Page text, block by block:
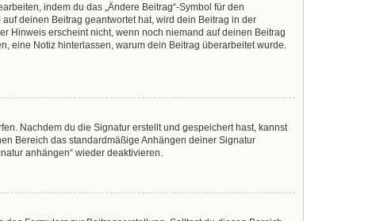
indem du das „Ändere Beitrag“-Symbol für den
deinen Beitrag geantwortet hat, wird dein Beitrag in der
Hinweis erscheint nicht, wenn noch niemand auf deinen Beitrag
eine Notiz hinterlassen, warum dein Beitrag überarbeitet wurde.
Nachdem du die Signatur erstellt und gespeichert hast, kannst
Bereich das standardmäßige Anhängen deiner Signatur
anhängen“ wieder deaktivieren.